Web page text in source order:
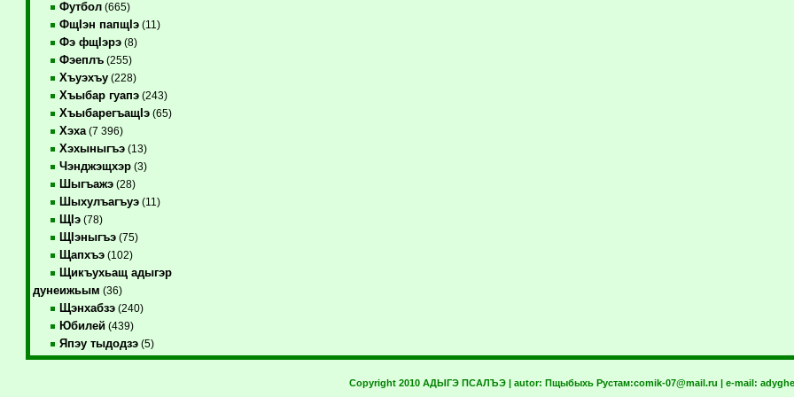
Футбол(665)
ФщIэн папщIэ(11)
Фэ фщIэрэ(8)
Фэеплъ(255)
Хъуэхъу(228)
Хъыбар гуапэ(243)
ХъыбарегъащIэ(65)
Хэха(7 396)
Хэхыныгъэ(13)
Чэнджэщхэр(3)
Шыгъажэ(28)
Шыхулъагъуэ(11)
ЩIэ(78)
ЩIэныгъэ(75)
Щапхъэ(102)
Щикъухьащ адыгэр
дунеижьым (36)
Щэнхабзэ(240)
Юбилей(439)
Япэу тыдодзэ(5)
Copyright 2010 АДЫГЭ ПСАЛЪЭ | autor: Пщыбыхь Рустам:comik-07@mail.ru | e-mail: